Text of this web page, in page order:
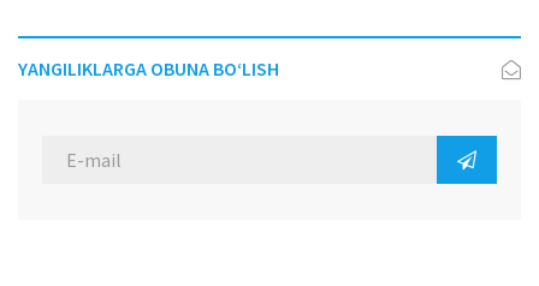
YANGILIKLARGA OBUNA BO‘LISH